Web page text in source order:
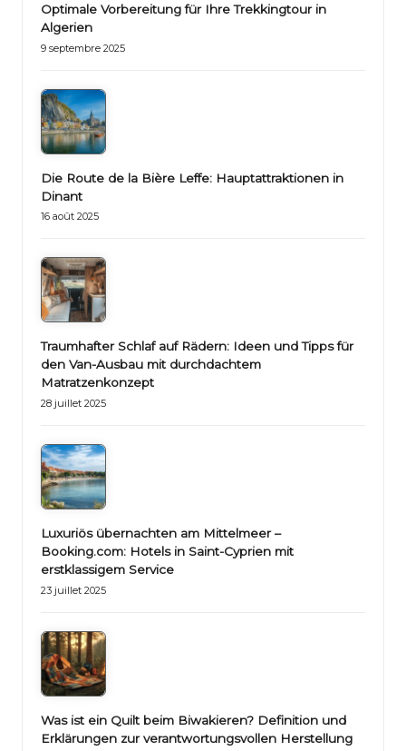
Optimale Vorbereitung für Ihre Trekkingtour in
Algerien
9 septembre 2025
Die Route de la Bière Leffe: Hauptattraktionen in
Dinant
16 août 2025
Traumhafter Schlaf auf Rädern: Ideen und Tipps für
den Van-Ausbau mit durchdachtem
Matratzenkonzept
28 juillet 2025
Luxuriös übernachten am Mittelmeer –
Booking.com: Hotels in Saint-Cyprien mit
erstklassigem Service
23 juillet 2025
Was ist ein Quilt beim Biwakieren? Definition und
Erklärungen zur verantwortungsvollen Herstellung